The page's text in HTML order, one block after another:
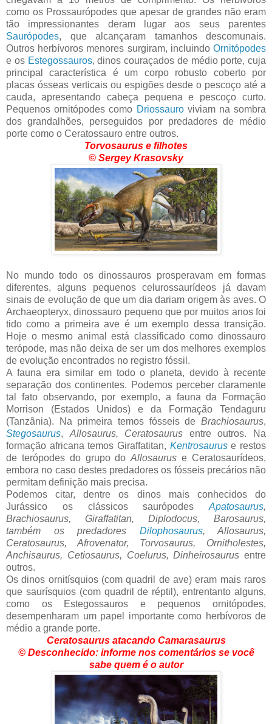
como os Prossaurópodes que apesar de grandes não eram
tão impressionantes deram lugar aos seus parentes
Saurópodes, que alcançaram tamanhos descomunais.
Outros herbívoros menores surgiram, incluindo Ornitópodes
e os Estegossauros, dinos couraçados de médio porte, cuja
principal característica é um corpo robusto coberto por
placas ósseas verticais ou espigões desde o pescoço até a
cauda, apresentando cabeça pequena e pescoço curto.
Pequenos ornitópodes como Driossauroviviam na sombra
dos grandalhões, perseguidos por predadores de médio
porte como o Ceratossauro entre outros.
Torvosaurus e filhotes
© Sergey Krasovsky
No mundo todo os dinossauros prosperavam em formas
diferentes, alguns pequenos celurossaurídeos já davam
sinais de evolução de que um dia dariam origem às aves. O
Archaeopteryx, dinossauro pequeno que por muitos anos foi
tido como a primeira ave é um exemplo dessa transição.
Hoje o mesmo animal está classificado como dinossauro
terópode, mas não deixa de ser um dos melhores exemplos
de evolução encontrados no registro fóssil.
A fauna era similar em todo o planeta, devido à recente
separação dos continentes. Podemos perceber claramente
tal fato observando, por exemplo, a fauna da Formação
Morrison (Estados Unidos) e da Formação Tendaguru
(Tanzânia). Na primeira temos fósseis de Brachiosaurus,
Stegosaurus, Allosaurus, Ceratosaurus entre outros. Na
formação africana temos Giraffatitan, Kentrosauruse restos
de terópodes do grupo doAllosauruse Ceratosaurídeos,
embora no caso destes predadores os fósseis precários não
permitam definição mais precisa.
Podemos citar, dentre os dinos mais conhecidos do
Jurássico os clássicos saurópodes Apatosaurus,
Brachiosaurus, Giraffatitan, Diplodocus, Barosaurus,
também os predadores Dilophosaurus, Allosaurus,
Ceratosaurus, Afrovenator, Torvosaurus, Ornitholestes,
Anchisaurus, Cetiosaurus, Coelurus, Dinheirosaurus entre
outros.
Os dinos ornitísquios (com quadril de ave) eram mais raros
que saurísquios (com quadril de réptil), entrentanto alguns,
como os Estegossauros e pequenos ornitópodes,
desempenharam um papel importante como herbívoros de
médio a grande porte.
Ceratosaurus atacando Camarasaurus
© Desconhecido: informe nos comentários se você
sabe quem é o autor